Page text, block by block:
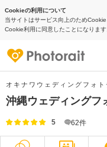
Cookieの利用について
当サイトはサービス向上のため
Cookie利用に同意したことになります
オキナワウェディングフォト
沖縄ウェディング
5 62件